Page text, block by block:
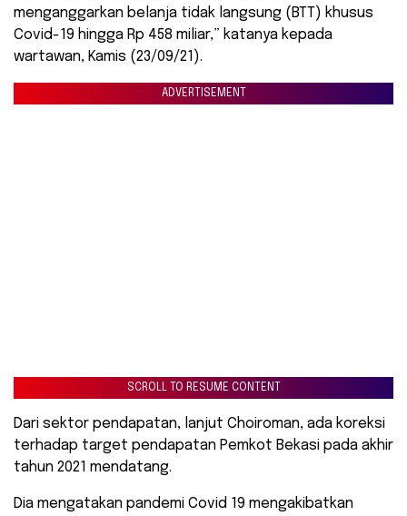
menganggarkan belanja tidak langsung (BTT) khusus
Covid-19 hingga Rp 458 miliar,” katanya kepada
wartawan, Kamis (23/09/21).
ADVERTISEMENT
SCROLL TO RESUME CONTENT
Dari sektor pendapatan, lanjut Choiroman, ada koreksi
terhadap target pendapatan Pemkot Bekasi pada akhir
tahun 2021 mendatang.
Dia mengatakan pandemi Covid 19 mengakibatkan